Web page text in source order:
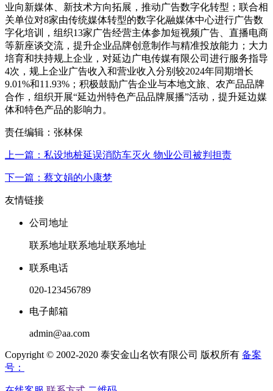
业向新媒体、新技术方向拓展，推动广告数字化转型；联合相
关单位对8家由传统媒体转型的数字化融媒体中心进行广告数
字化培训，组织13家广告经营主体参加短视频广告、直播电商
等新座谈交流，提升企业品牌创意制作与精准投放能力；大力
培育和扶持规上企业，对延边广电传媒有限公司进行服务指导
4次，规上企业广告收入和营业收入分别较2024年同期增长
9.01%和11.93%；积极鼓励广告企业与本地文旅、农产品品牌
合作，组织开展“延边州特色产品品牌展播”活动，提升延边媒
体和特色产品的影响力。
责任编辑：张林保
上一篇：私设地桩延误消防车灭火 物业公司被判担责
下一篇：蔡文娟的小康梦
友情链接
公司地址
联系地址联系地址联系地址
联系电话
020-123456789
电子邮箱
admin@aa.com
Copyright © 2002-2020 泰安金山名饮有限公司 版权所有 备案
号：